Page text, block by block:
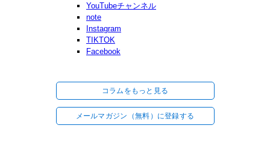
YouTubeチャンネル
note
Instagram
TIKTOK
Facebook
コラムをもっと見る
メールマガジン（無料）に登録する